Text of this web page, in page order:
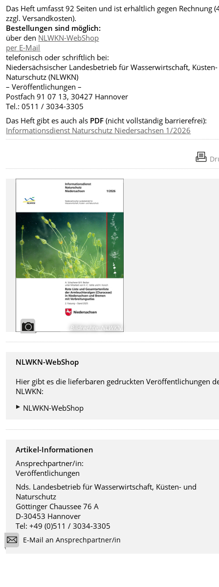
Das Heft umfasst 92 Seiten und ist erhältlich gegen Rechnung
zzgl. Versandkosten).
Bestellungen sind möglich:
über den NLWKN-WebShop
per E-Mail
telefonisch oder schriftlich bei:
Niedersächsischer Landesbetrieb für Wasserwirtschaft,
Naturschutz (NLWKN)
– Veröffentlichungen –
Postfach 91 07 13, 30427 Hannover
Tel.: 0511 / 3034-3305
Das Heft gibt es auch als PDF (nicht vollständig barrierefrei):
Informationsdienst Naturschutz Niedersachsen 1/2026
Bildrechte: NLWKN
NLWKN-WebShop
Hier gibt es die lieferbaren gedruckten Veröffentlichungen
NLWKN:
NLWKN-WebShop
Artikel-Informationen
Ansprechpartner/in:
Veröffentlichungen
Nds. Landesbetrieb für Wasserwirtschaft, Küsten- und
Naturschutz
Göttinger Chaussee 76 A
D-30453 Hannover
Tel: +49 (0)511 / 3034-3305
E-Mail an Ansprechpartner/in